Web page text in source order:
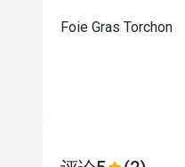
Foie Gras Torchon